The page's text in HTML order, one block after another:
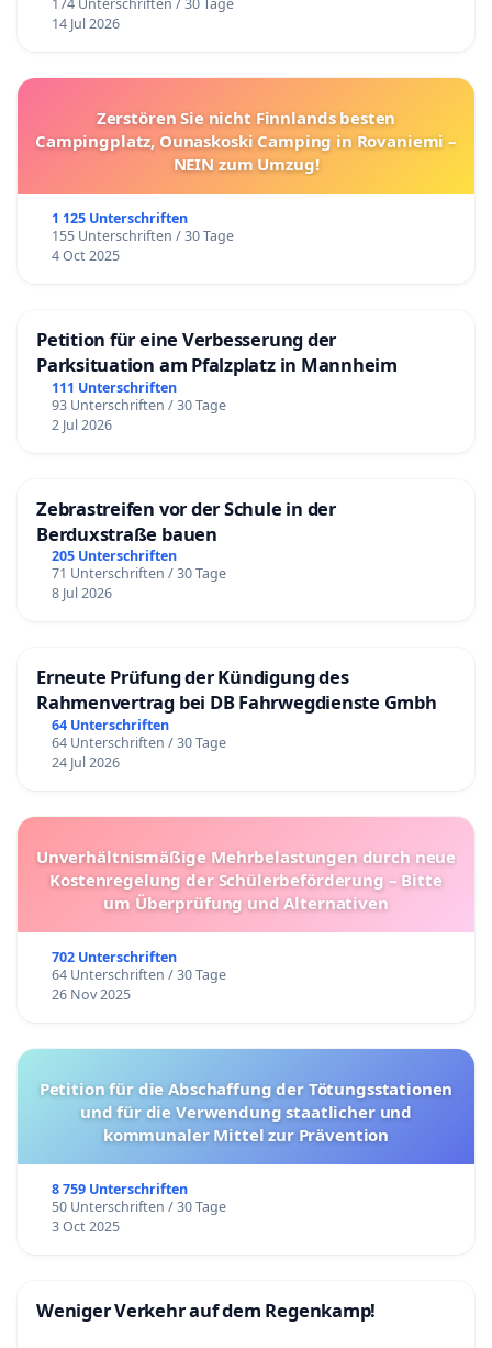
14 Jul 2026
Zerstören Sie nicht Finnlands besten
Campingplatz, Ounaskoski Camping in Rovaniemi –
NEIN zum Umzug!
1 125 Unterschriften
155 Unterschriften / 30 Tage
4 Oct 2025
Petition für eine Verbesserung der
Parksituation am Pfalzplatz in Mannheim
111 Unterschriften
93 Unterschriften / 30 Tage
2 Jul 2026
Zebrastreifen vor der Schule in der
Berduxstraße bauen
205 Unterschriften
71 Unterschriften / 30 Tage
8 Jul 2026
Erneute Prüfung der Kündigung des
Rahmenvertrag bei DB Fahrwegdienste Gmbh
64 Unterschriften
64 Unterschriften / 30 Tage
24 Jul 2026
Unverhältnismäßige Mehrbelastungen durch neue
Kostenregelung der Schülerbeförderung – Bitte
um Überprüfung und Alternativen
702 Unterschriften
64 Unterschriften / 30 Tage
26 Nov 2025
Petition für die Abschaffung der Tötungsstationen
und für die Verwendung staatlicher und
kommunaler Mittel zur Prävention
8 759 Unterschriften
50 Unterschriften / 30 Tage
3 Oct 2025
Weniger Verkehr auf dem Regenkamp!